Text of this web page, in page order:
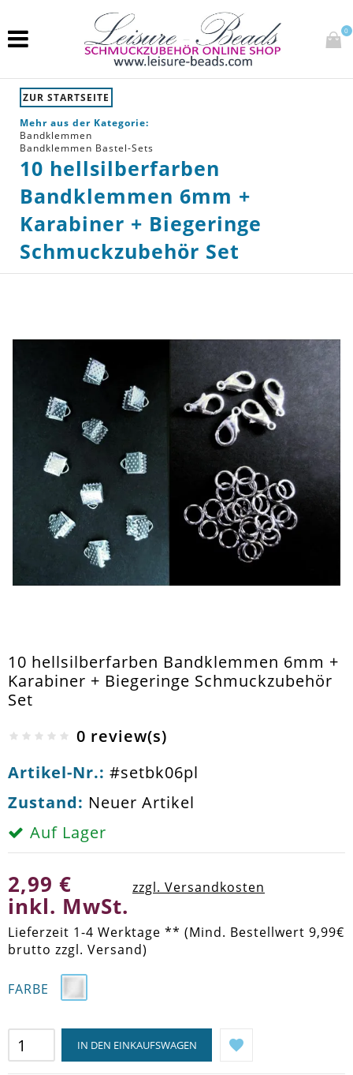
0
ZUR STARTSEITE
Mehr aus der Kategorie:
Bandklemmen
Bandklemmen Bastel-Sets
10 hellsilberfarben
Bandklemmen 6mm +
Karabiner + Biegeringe
Schmuckzubehör Set
10 hellsilberfarben Bandklemmen 6mm +
Karabiner + Biegeringe Schmuckzubehör
Set
0 review(s)
Artikel-Nr.: #setbk06pl
Zustand: Neuer Artikel
Auf Lager
2,99 €
inkl. MwSt.
zzgl. Versandkosten
Lieferzeit 1-4 Werktage ** (Mind. Bestellwert 9,99€
brutto zzgl. Versand)
FARBE
IN DEN EINKAUFSWAGEN